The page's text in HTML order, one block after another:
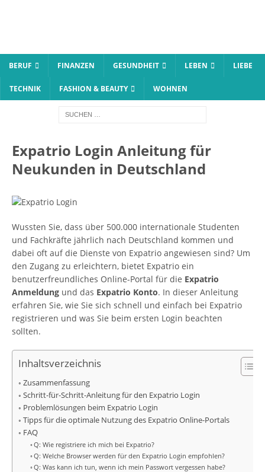
BERUF FINANZEN GESUNDHEIT LEBEN LIEBE
TECHNIK FASHION & BEAUTY WOHNEN
Expatrio Login Anleitung für
Neukunden in Deutschland
Wussten Sie, dass über 500.000 internationale Studenten
und Fachkräfte jährlich nach Deutschland kommen und
dabei oft auf die Dienste von Expatrio angewiesen sind? Um
den Zugang zu erleichtern, bietet Expatrio ein
benutzerfreundliches Online-Portal für die Expatrio
Anmeldung und das Expatrio Konto. In dieser Anleitung
erfahren Sie, wie Sie sich schnell und einfach bei Expatrio
registrieren und was Sie beim ersten Login beachten
sollten.
Inhaltsverzeichnis
Zusammenfassung
Schritt-für-Schritt-Anleitung für den Expatrio Login
Problemlösungen beim Expatrio Login
Tipps für die optimale Nutzung des Expatrio Online-Portals
FAQ
Q: Wie registriere ich mich bei Expatrio?
Q: Welche Browser werden für den Expatrio Login empfohlen?
Q: Was kann ich tun, wenn ich mein Passwort vergessen habe?